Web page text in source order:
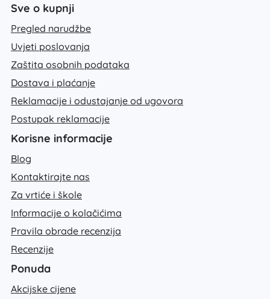
Sve o kupnji
Pregled narudžbe
Uvjeti poslovanja
Zaštita osobnih podataka
Dostava i plaćanje
Reklamacije i odustajanje od ugovora
Postupak reklamacije
Korisne informacije
Blog
Kontaktirajte nas
Za vrtiće i škole
Informacije o kolačićima
Pravila obrade recenzija
Recenzije
Ponuda
Akcijske cijene